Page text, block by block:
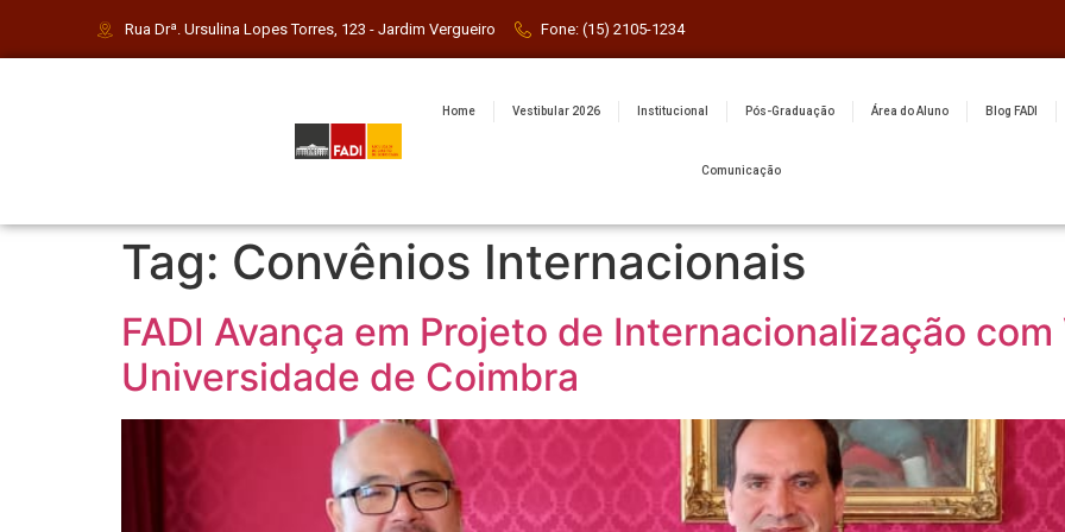
Rua Drª. Ursulina Lopes Torres, 123 - Jardim Vergueiro Fone: (15) 2105-1234
Home Vestibular 2026 Institucional Pós-Graduação Área do Aluno Blog FADI
Comunicação
Tag: Convênios Internacionais
FADI Avança em Projeto de Internacionalização
Universidade de Coimbra